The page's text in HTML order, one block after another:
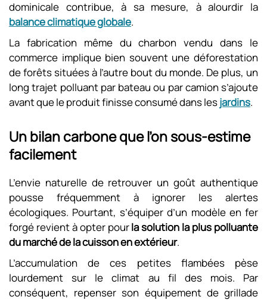
dominicale contribue, à sa mesure, à alourdir la
balance climatique globale.
La fabrication même du charbon vendu dans le
commerce implique bien souvent une déforestation
de forêts situées à l’autre bout du monde. De plus, un
long trajet polluant par bateau ou par camion s’ajoute
avant que le produit finisse consumé dans lesjardins.
Un bilan carbone que l’on sous-estime
facilement
L’envie naturelle de retrouver un goût authentique
pousse fréquemment à ignorer les alertes
écologiques. Pourtant, s’équiper d’un modèle en fer
forgé revient à opter pourla solution la plus polluante
du marché de la cuisson en extérieur.
L’accumulation de ces petites flambées pèse
lourdement sur le climat au fil des mois. Par
conséquent, repenser son équipement de grillade